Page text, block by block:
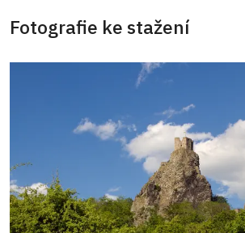
Fotografie ke stažení